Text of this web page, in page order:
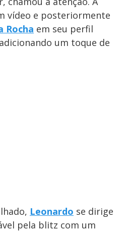
vídeo e posteriormente
Rocha em seu perfil
um toque de
Leonardo se dirige
pela blitz com um